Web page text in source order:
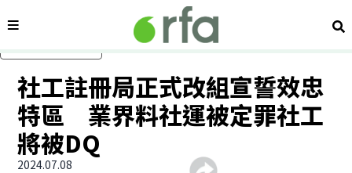
內容分類 搜
社工註冊局正式改組宣誓效忠
特區 業界料社運被定罪社工
將被DQ
2024.07.08